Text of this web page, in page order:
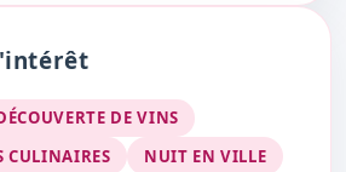
DE VINS
CULINAIRES
NUIT EN VILLE